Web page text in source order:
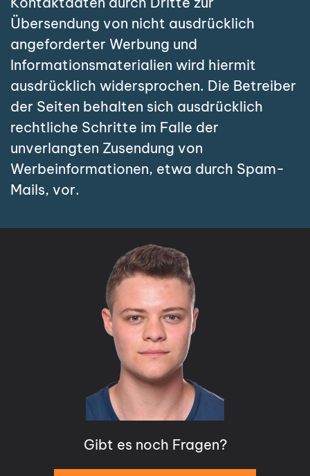
Übersendung von nicht ausdrücklich
angeforderter Werbung und
Informationsmaterialien wird hiermit
ausdrücklich widersprochen. Die Betreiber
der Seiten behalten sich ausdrücklich
rechtliche Schritte im Falle der
unverlangten Zusendung von
Werbeinformationen, etwa durch Spam-
Mails, vor.
Gibt es noch Fragen?